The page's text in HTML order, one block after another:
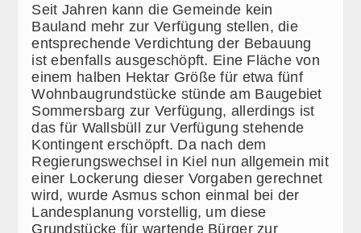
Seit Jahren kann die Gemeinde kein
Bauland mehr zur Verfügung stellen, die
entsprechende Verdichtung der Bebauung
ist ebenfalls ausgeschöpft. Eine Fläche von
einem halben Hektar Größe für etwa fünf
Wohnbaugrundstücke stünde am Baugebiet
Sommersbarg zur Verfügung, allerdings ist
das für Wallsbüll zur Verfügung stehende
Kontingent erschöpft. Da nach dem
Regierungswechsel in Kiel nun allgemein mit
einer Lockerung dieser Vorgaben gerechnet
wird, wurde Asmus schon einmal bei der
Landesplanung vorstellig, um diese
Grundstücke für wartende Bürger zur